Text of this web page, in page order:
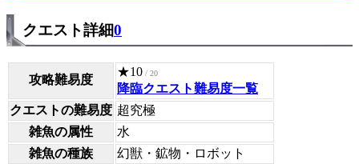
クエスト詳細0
攻略難易度
★10 / 20
降臨クエスト難易度一覧
クエストの難易度 超究極
雑魚の属性
水
雑魚の種族
幻獣・鉱物・ロボット